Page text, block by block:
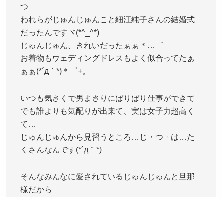
つ
われらがじゅんじゅんこと細江純子さんの結婚式
だったんですヾ(*^_^*)
じゅんじゅん、きれいだったぁぁ＊…゜
お着物もウェディングドレスもよく似合ってたぁ
ぁぁ(*´д｀*)＊゜+。
いつも気さくで男まさりにばりばり仕事ができて
でも誰よりも気配りが出来て、実は女子力超高く
て…
じゅんじゅんから見習うところ…じ・つ・は…た
くさんなんです(*´д｀*)
そんなみんなに愛されているじゅんじゅんと旦那
様だから